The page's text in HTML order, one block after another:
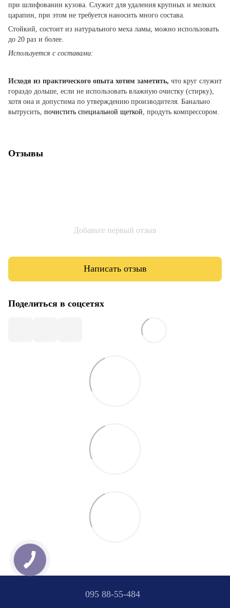
при шлифовании кузова. Служит для удаления крупных и мелких
царапин, при этом не требуется наносить много состава.
Стойкий, состоит из натурального меха ламы, можно использовать
до 20 раз и более.
Используется с составами:
Исходя из практического опыта хотим заметить, что круг служит
гораздо дольше, если не использовать влажную очистку (стирку),
хотя она и допустима по утверждению производителя. Банально
вытрусить, почистить специальной щеткой , продуть компрессором.
Отзывы
Добавьте первый отзыв
Написать отзыв
Поделиться в соцсетях
095 88-55-484